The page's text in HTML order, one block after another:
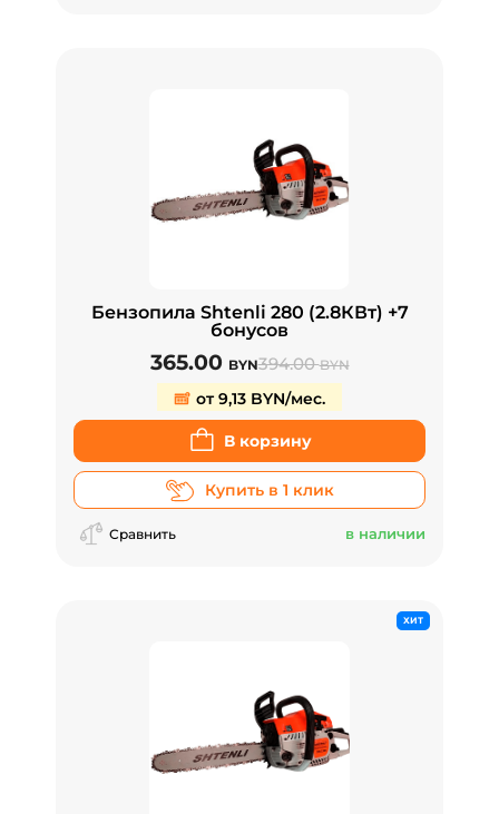
Бензопила Shtenli 280 (2.8КВт) +7
бонусов
365.00 BYN394.00BYN
от 9,13 BYN/мес.
В корзину
Купить в 1 клик
Сравнить в наличии
ХИТ